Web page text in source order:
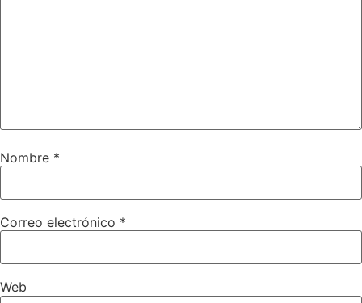
Nombre *
Correo electrónico *
Web